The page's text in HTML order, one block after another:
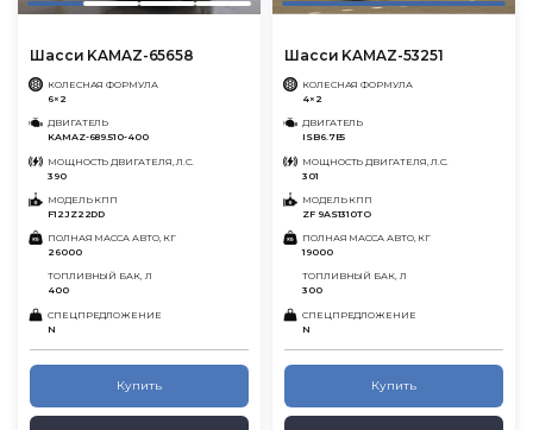
Шасси KAMAZ-65658
КОЛЕСНАЯ ФОРМУЛА
6×2
ДВИГАТЕЛЬ
KAMAZ-689.510-400
МОЩНОСТЬ ДВИГАТЕЛЯ, Л.С.
390
МОДЕЛЬ КПП
F12JZ22DD
ПОЛНАЯ МАССА АВТО, КГ
26000
ТОПЛИВНЫЙ БАК, Л
400
СПЕЦПРЕДЛОЖЕНИЕ
N
Купить
Шасси KAMAZ-53251
КОЛЕСНАЯ ФОРМУЛА
4×2
ДВИГАТЕЛЬ
ISB6.7E5
МОЩНОСТЬ ДВИГАТЕЛЯ, Л.С.
301
МОДЕЛЬ КПП
ZF 9AS1310TO
ПОЛНАЯ МАССА АВТО, КГ
19000
ТОПЛИВНЫЙ БАК, Л
300
СПЕЦПРЕДЛОЖЕНИЕ
N
Купить